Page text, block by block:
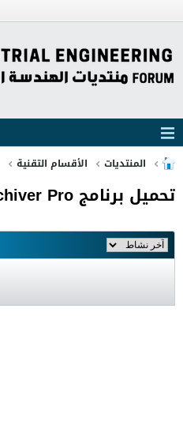
المنتديات الأقسام التقنية
تحميل برنامج WinArchiver Pro